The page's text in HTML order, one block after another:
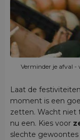
Verminder je afval -
Laat de
moment is een
zetten. Wacht niet
nu een. Kies voor
slechte